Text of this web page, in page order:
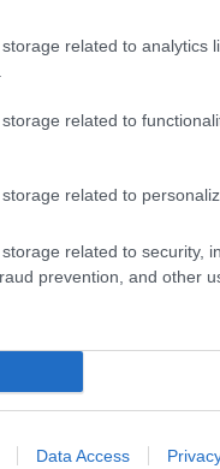
related to analytics
related to
related to
related to security,
prevention, and other
Data Access
nem
köszönhetően
kering most